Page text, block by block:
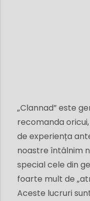
„Clannad” este
recomanda
de experiența
noastre întâlnim
special cele din
foarte mult de
Aceste lucruri